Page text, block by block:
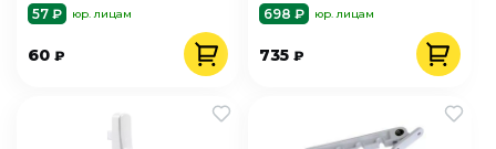
57 ₽
юр. лицам
60 ₽
698 ₽
юр. лицам
735₽